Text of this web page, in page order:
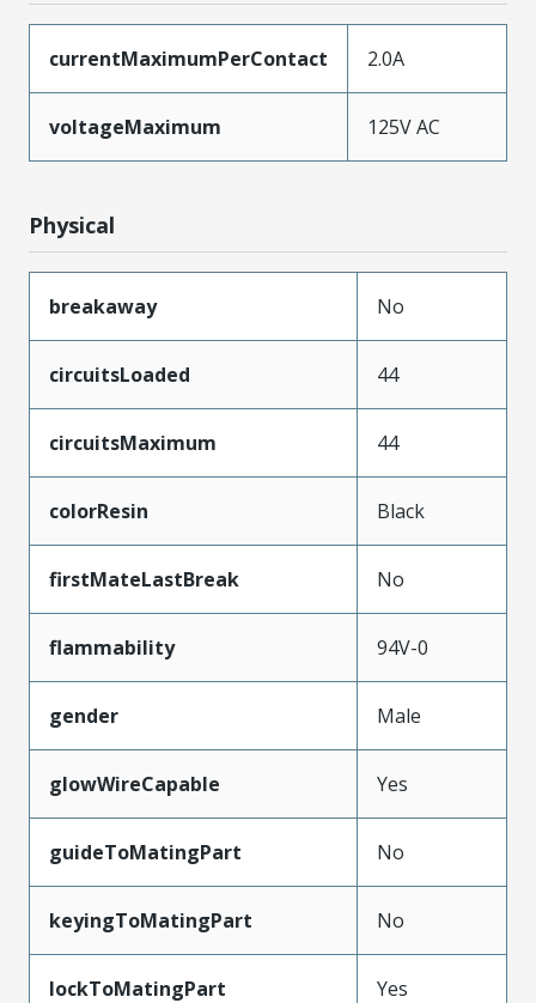
currentMaximumPerContact 2.0A
voltageMaximum 125V AC
Physical
breakaway No
circuitsLoaded 44
circuitsMaximum 44
colorResin Black
firstMateLastBreak No
flammability 94V-0
gender Male
glowWireCapable Yes
guideToMatingPart No
keyingToMatingPart No
lockToMatingPart Yes